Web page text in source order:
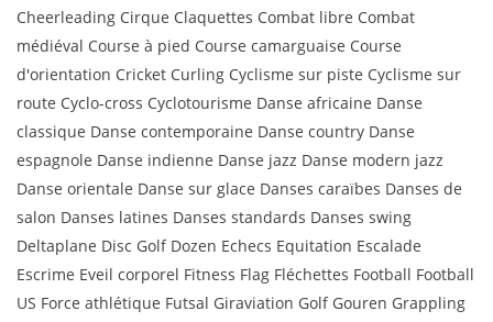
Cheerleading Cirque Claquettes Combat libre Combat
médiéval Course à pied Course camarguaise Course
d'orientation Cricket Curling Cyclisme sur piste Cyclisme sur
route Cyclo-cross Cyclotourisme Danse africaine Danse
classique Danse contemporaine Danse country Danse
espagnole Danse indienne Danse jazz Danse modern jazz
Danse orientale Danse sur glace Danses caraïbes Danses de
salon Danses latines Danses standards Danses swing
Deltaplane Disc Golf Dozen Echecs Equitation Escalade
Escrime Eveil corporel Fitness Flag Fléchettes Football Football
US Force athlétique Futsal Giraviation Golf Gouren Grappling